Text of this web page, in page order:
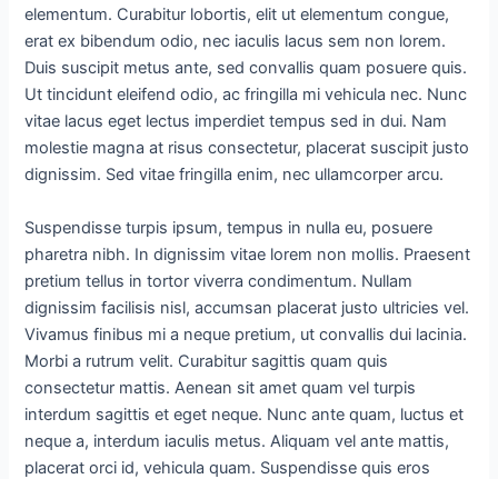
elementum. Curabitur lobortis, elit ut elementum congue,
erat ex bibendum odio, nec iaculis lacus sem non lorem.
Duis suscipit metus ante, sed convallis quam posuere quis.
Ut tincidunt eleifend odio, ac fringilla mi vehicula nec. Nunc
vitae lacus eget lectus imperdiet tempus sed in dui. Nam
molestie magna at risus consectetur, placerat suscipit justo
dignissim. Sed vitae fringilla enim, nec ullamcorper arcu.
Suspendisse turpis ipsum, tempus in nulla eu, posuere
pharetra nibh. In dignissim vitae lorem non mollis. Praesent
pretium tellus in tortor viverra condimentum. Nullam
dignissim facilisis nisl, accumsan placerat justo ultricies vel.
Vivamus finibus mi a neque pretium, ut convallis dui lacinia.
Morbi a rutrum velit. Curabitur sagittis quam quis
consectetur mattis. Aenean sit amet quam vel turpis
interdum sagittis et eget neque. Nunc ante quam, luctus et
neque a, interdum iaculis metus. Aliquam vel ante mattis,
placerat orci id, vehicula quam. Suspendisse quis eros